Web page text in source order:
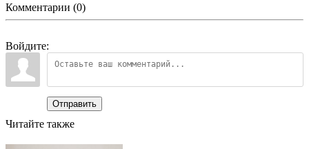
Комментарии (0)
Войдите:
Отправить
Читайте также